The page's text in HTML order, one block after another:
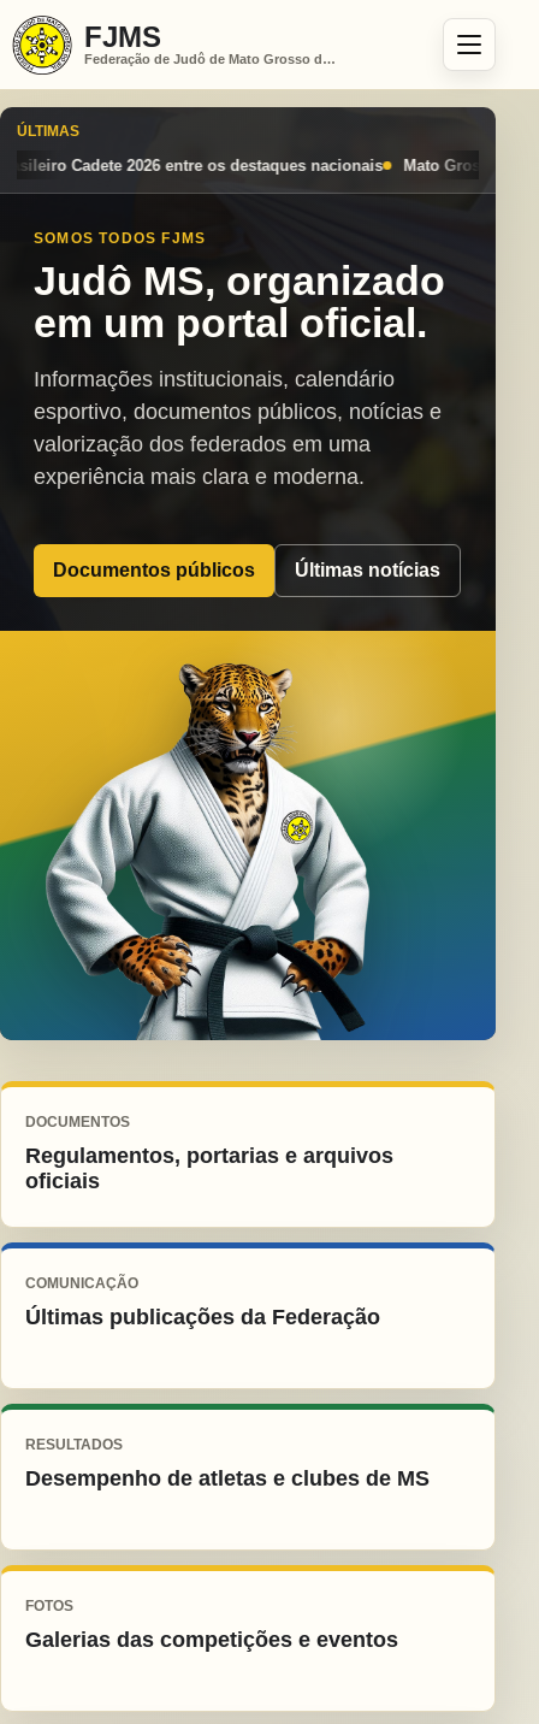
FJMS
Federação de Judô de Mato Grosso do Sul
ÚLTIMAS
nacionais Mato Grosso do Sul conquista seis medalhas e
SOMOS TODOS FJMS
Judô MS, organizado
em um portal oficial.
Informações institucionais, calendário
esportivo, documentos públicos, notícias e
valorização dos federados em uma
experiência mais clara e moderna.
Documentos públicos Últimas notícias
DOCUMENTOS
Regulamentos, portarias e arquivos
oficiais
COMUNICAÇÃO
Últimas publicações da Federação
RESULTADOS
Desempenho de atletas e clubes de MS
FOTOS
Galerias das competições e eventos